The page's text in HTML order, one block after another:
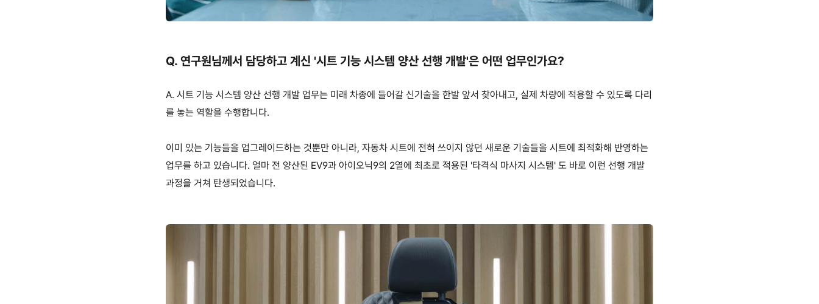
Q. 연구원님께서 담당하고 계신 '시트 기능 시스템 양산 선행 개발'은 어떤 업무인가요?
A. 시트 기능 시스템 양산 선행 개발 업무는 미래 차종에 들어갈 신기술을 한발 앞서 찾아내고, 실제 차량에 적용할 수 있도록 다리
를 놓는 역할을 수행합니다.
이미 있는 기능들을 업그레이드하는 것뿐만 아니라, 자동차 시트에 전혀 쓰이지 않던 새로운 기술들을 시트에 최적화해 반영하는
업무를 하고 있습니다. 얼마 전 양산된 EV9과 아이오닉9의 2열에 최초로 적용된 '타격식 마사지 시스템' 도 바로 이런 선행 개발
과정을 거쳐 탄생되었습니다.